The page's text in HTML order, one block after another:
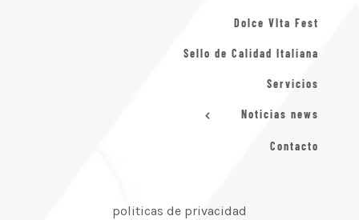
Dolce VIta Fest
Sello de Calidad Italiana
Servicios
Noticias news
Contacto
politicas de privacidad